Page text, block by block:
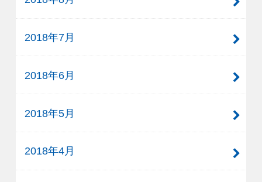
2018年7月
2018年6月
2018年5月
2018年4月